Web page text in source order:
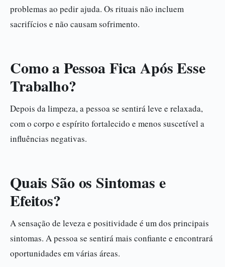
problemas ao pedir ajuda. Os rituais não incluem
sacrifícios e não causam sofrimento.
Como a Pessoa Fica Após Esse
Trabalho?
Depois da limpeza, a pessoa se sentirá leve e relaxada,
com o corpo e espírito fortalecido e menos suscetível a
influências negativas.
Quais São os Sintomas e
Efeitos?
A sensação de leveza e positividade é um dos principais
sintomas. A pessoa se sentirá mais confiante e encontrará
oportunidades em várias áreas.